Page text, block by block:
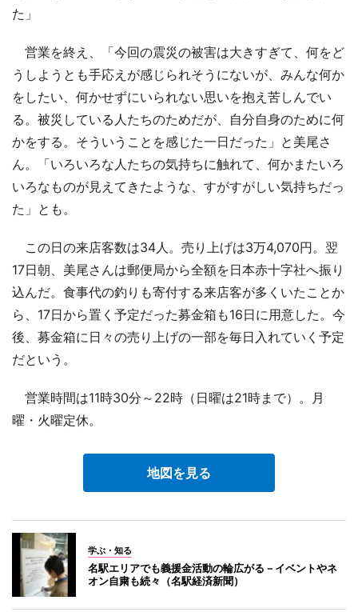
た」
営業を終え、「今回の震災の被害は大きすぎて、何をど
うしようとも手応えが感じられそうにないが、みんな何か
をしたい、何かせずにいられない思いを抱え苦しんでい
る。被災している人たちのためだが、自分自身のために何
かをする。そういうことを感じた一日だった」と美尾さ
ん。「いろいろな人たちの気持ちに触れて、何かまたいろ
いろなものが見えてきたような、すがすがしい気持ちだっ
た」とも。
この日の来店客数は34人。売り上げは3万4,070円。翌
17日朝、美尾さんは郵便局から全額を日本赤十字社へ振り
込んだ。食事代の釣りも寄付する来店客が多くいたことか
ら、17日から置く予定だった募金箱も16日に用意した。今
後、募金箱に日々の売り上げの一部を毎日入れていく予定
だという。
営業時間は11時30分～22時（日曜は21時まで）。月
曜・火曜定休。
地図を見る
学ぶ・知る
名駅エリアでも義援金活動の輪広がる－イベントやネ
オン自粛も続々（名駅経済新聞）